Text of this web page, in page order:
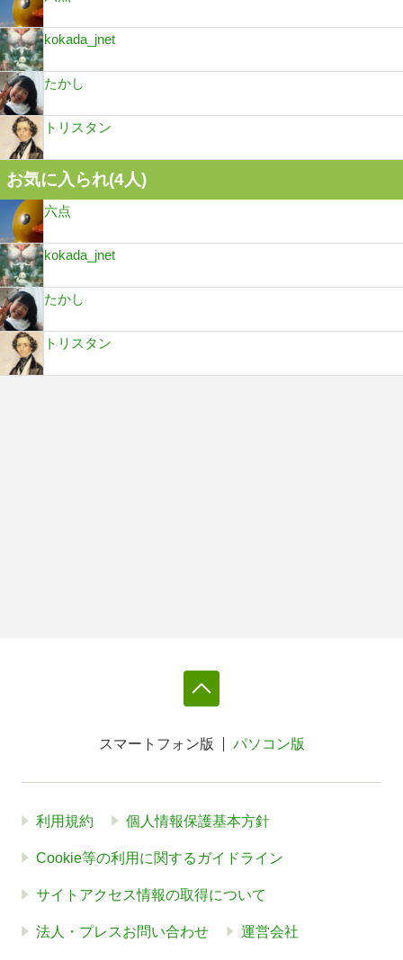
kokada_jnet
たかし
トリスタン
お気に入られ(4人)
六点
kokada_jnet
たかし
トリスタン
スマートフォン版 パソコン版
利用規約 個人情報保護基本方針
Cookie等の利用に関するガイドライン
サイトアクセス情報の取得について
法人・プレスお問い合わせ 運営会社